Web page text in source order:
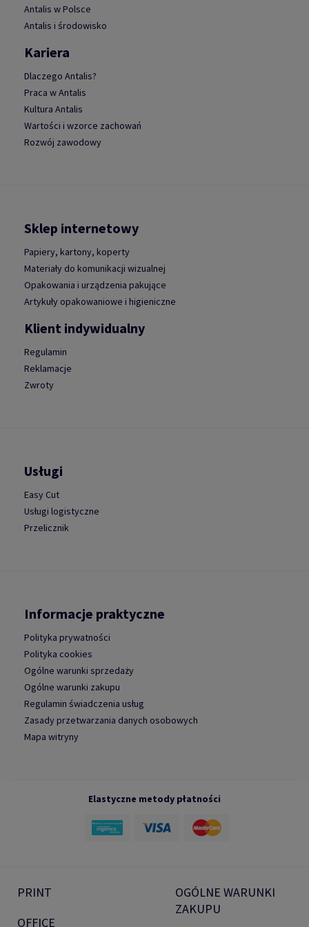
Antalis w Polsce
Antalis i środowisko
Kariera
Dlaczego Antalis?
Praca w Antalis
Kultura Antalis
Wartości i wzorce zachowań
Rozwój zawodowy
Sklep internetowy
Papiery, kartony, koperty
Materiały do komunikacji wizualnej
Opakowania i urządzenia pakujące
Artykuły opakowaniowe i higieniczne
Klient indywidualny
Regulamin
Reklamacje
Zwroty
Usługi
Easy Cut
Usługi logistyczne
Przelicznik
Informacje praktyczne
Polityka prywatności
Polityka cookies
Ogólne warunki sprzedaży
Ogólne warunki zakupu
Regulamin świadczenia usług
Zasady przetwarzania danych osobowych
Mapa witryny
Elastyczne metody płatności
PRINT
OFFICE
OGÓLNE WARUNKI
ZAKUPU